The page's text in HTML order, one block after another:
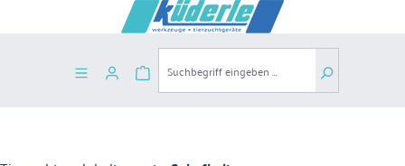
Zum Hauptinhalt springen
Warenkorb enthält 0 Positionen. Der